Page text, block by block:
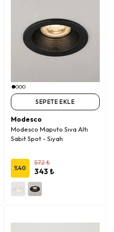
SEPETE EKLE
Modesco
Modesco Maputo Sıva Altı
Sabit Spot - Siyah
%40
572 ₺
343 ₺